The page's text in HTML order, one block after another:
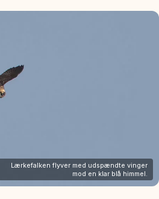
Lærkefalken flyver med udspændte vinger
mod en klar blå himmel.